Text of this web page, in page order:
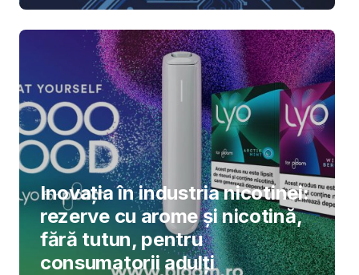
Inovația în industria nicotinei:
rezerve cu arome și nicotină,
fără tutun, pentru
consumatorii adulți